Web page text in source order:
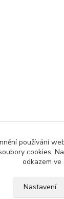
používání
cookies.
odkazem ve
Nastavení